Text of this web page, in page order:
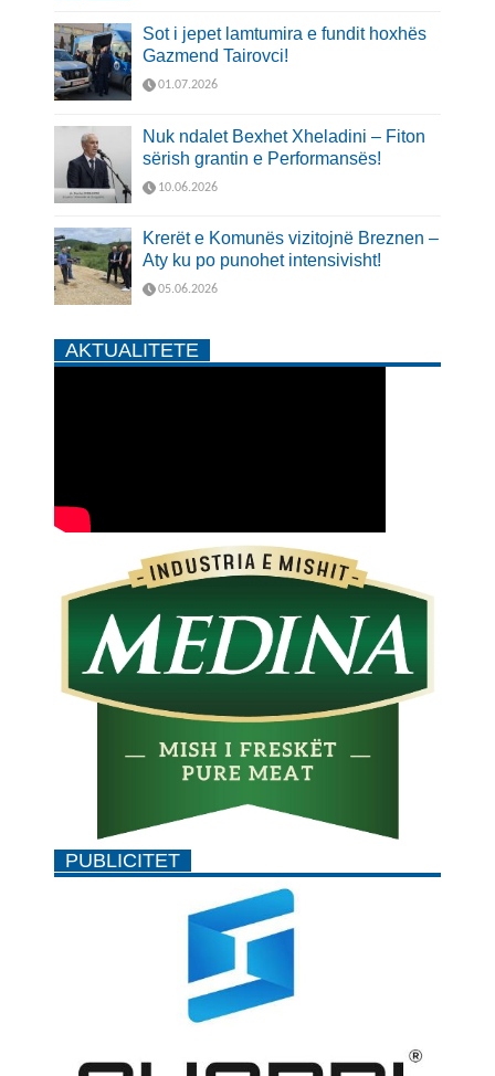
Sot i jepet lamtumira e fundit hoxhës
Gazmend Tairovci!
01.07.2026
Nuk ndalet Bexhet Xheladini – Fiton
sërish grantin e Performansës!
10.06.2026
Krerët e Komunës vizitojnë Breznen –
Aty ku po punohet intensivisht!
05.06.2026
AKTUALITETE
PUBLICITET